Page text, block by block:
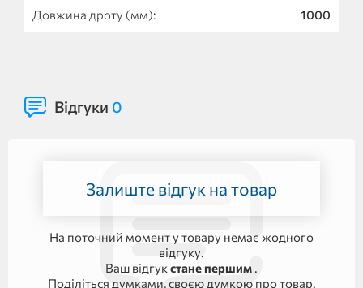
Довжина дроту (мм): 1000
Відгуки 0
Залиште відгук на товар
На поточний момент у товару немає жодного
відгуку.
Ваш відгук стане першим .
Поділіться думками, своєю думкою про товар.